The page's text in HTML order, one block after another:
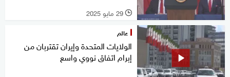
l 29 مايو 2025
عالم
الولايات المتحدة وإيران تقتربان من
إبرام اتفاق نووي واسع